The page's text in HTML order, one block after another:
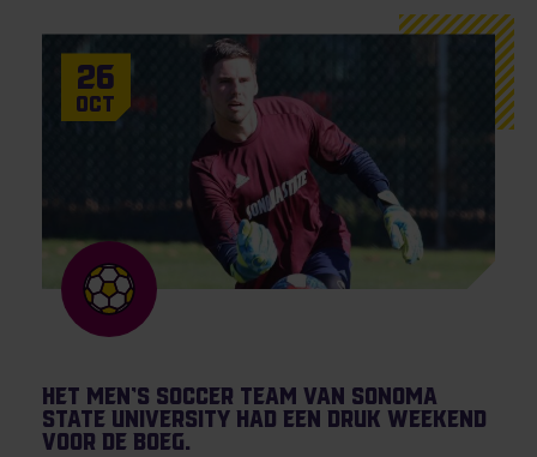
26
Oct
Het men’s soccer team van Sonoma
State University had een druk weekend
voor de boeg.